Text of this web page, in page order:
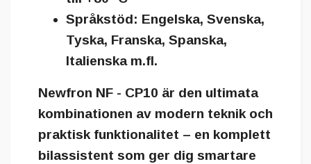
Språkstöd: Engelska, Svenska,
Tyska, Franska, Spanska,
Italienska m.fl.
Newfron NF - CP10 är den ultimata
kombinationen av modern teknik och
praktisk funktionalitet – en komplett
bilassistent som ger dig smartare